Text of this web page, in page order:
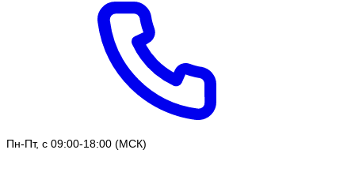
Пн-Пт, с 09:00-18:00 (МСК)